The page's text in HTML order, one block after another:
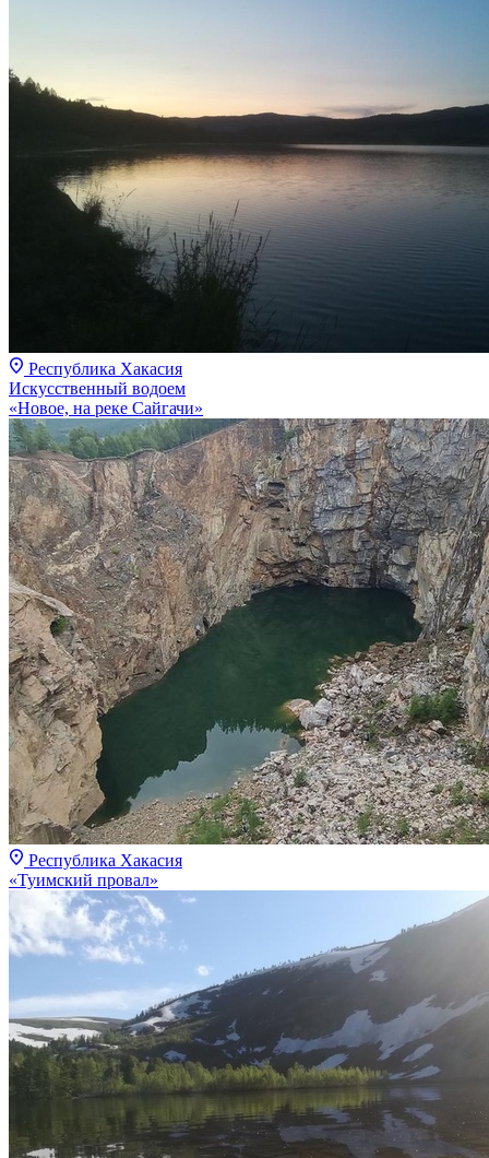
Республика Хакасия
Искусственный водоем
«Новое, на реке Сайгачи»
Республика Хакасия
«Туимский провал»